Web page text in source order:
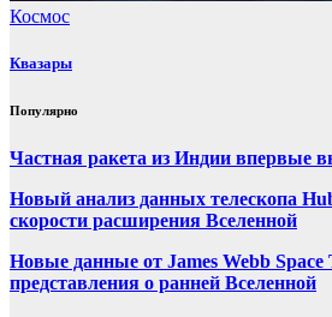
Космос
Квазары
Популярно
Частная ракета из Индии впервые
Новый анализ данных телескопа
скорости расширения Вселенной
Новые данные от James Webb Space
представления о ранней Вселенной